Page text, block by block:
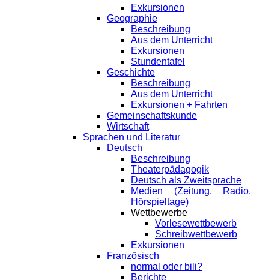
Exkursionen
Geographie
Beschreibung
Aus dem Unterricht
Exkursionen
Stundentafel
Geschichte
Beschreibung
Aus dem Unterricht
Exkursionen + Fahrten
Gemeinschaftskunde
Wirtschaft
Sprachen und Literatur
Deutsch
Beschreibung
Theaterpädagogik
Deutsch als Zweitsprache
Medien (Zeitung, Radio,
Hörspieltage)
Wettbewerbe
Vorlesewettbewerb
Schreibwettbewerb
Exkursionen
Französisch
normal oder bili?
Berichte